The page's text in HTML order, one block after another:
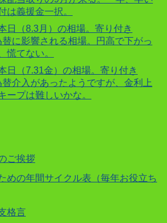
は義援金一択。
（8.3月）の相場。寄り付き
に影響される相場。円高で下がっ
慌てない。
（7.31金）の相場。寄り付き
介入があったようですが、金利上
ープは難しいかな。
ご挨拶
めの年間サイクル表（毎年お役立ち
格言